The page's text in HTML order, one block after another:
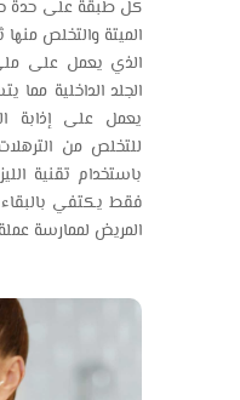
كل طبقة على حدة
الميتة والتخلص منها
الذي يعمل على
الجلد الداخلية
يعمل على إذابة
للتخلص من
باستخدام تقنية
فقط يكتفي بالبقاء
المريض لممارسة